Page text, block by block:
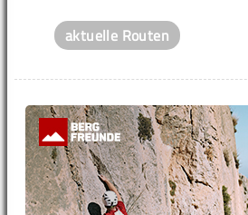
aktuelle Routen